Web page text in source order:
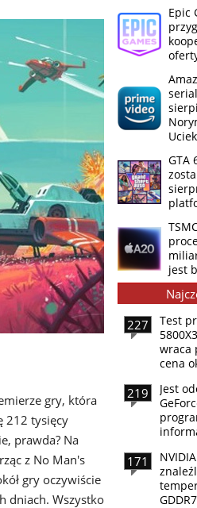
gry, która
212 tysięcy
prawda? Na
z No Man's
gry oczywiście
dniach. Wszystko
Epic
GTA
jest
227
Test
wraca
cena
219
Jest
171